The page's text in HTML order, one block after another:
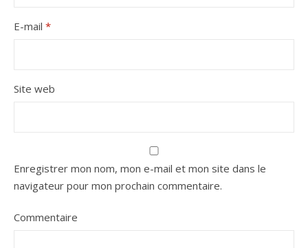
E-mail *
Site web
Enregistrer mon nom, mon e-mail et mon site dans le
navigateur pour mon prochain commentaire.
Commentaire